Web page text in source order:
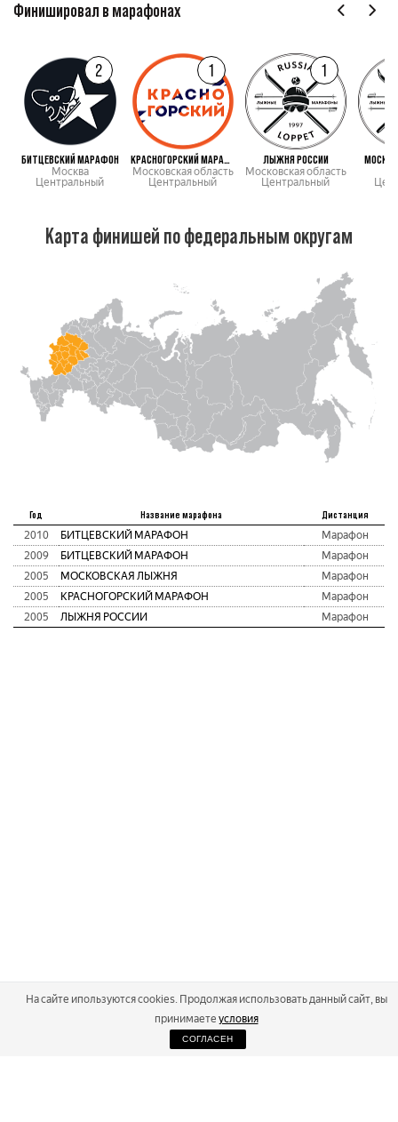
Финишировал в марафонах
2
БИТЦЕВСКИЙ МАРАФОН
Москва
Центральный
1
КРАСНОГОРСКИЙ МАРАФОН
Московская область
Центральный
1
ЛЫЖНЯ РОССИИ
Московская область
Центральный
Карта финишей по федеральным округам
Год Название марафона Дистанция
2010 БИТЦЕВСКИЙ МАРАФОН
Марафон
2009
БИТЦЕВСКИЙ МАРАФОН
Марафон
2005
МОСКОВСКАЯ ЛЫЖНЯ
Марафон
2005
КРАСНОГОРСКИЙ МАРАФОН
Марафон
2005
ЛЫЖНЯ РОССИИ Марафон
На сайте ипользуются cookies. Продолжая использовать данный сайт, вы
принимаете условия
СОГЛАСЕН